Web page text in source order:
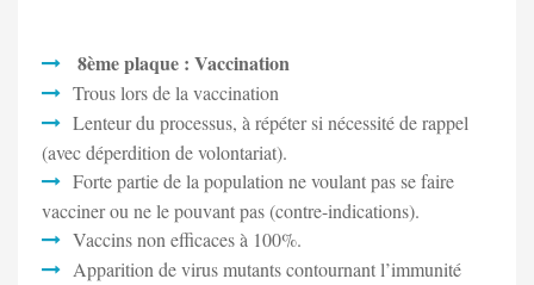
8ème plaque : Vaccination
Trous lors de la vaccination
Lenteur du processus, à répéter si nécessité de rappel
(avec déperdition de volontariat).
Forte partie de la population ne voulant pas se faire
vacciner ou ne le pouvant pas (contre-indications).
Vaccins non efficaces à 100%.
Apparition de virus mutants contournant l’immunité